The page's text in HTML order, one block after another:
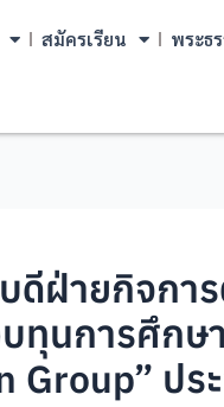
สมัครเรียน พระธ
ฝ่ายกิจกา
ทุนการศึกษ
Group” ป